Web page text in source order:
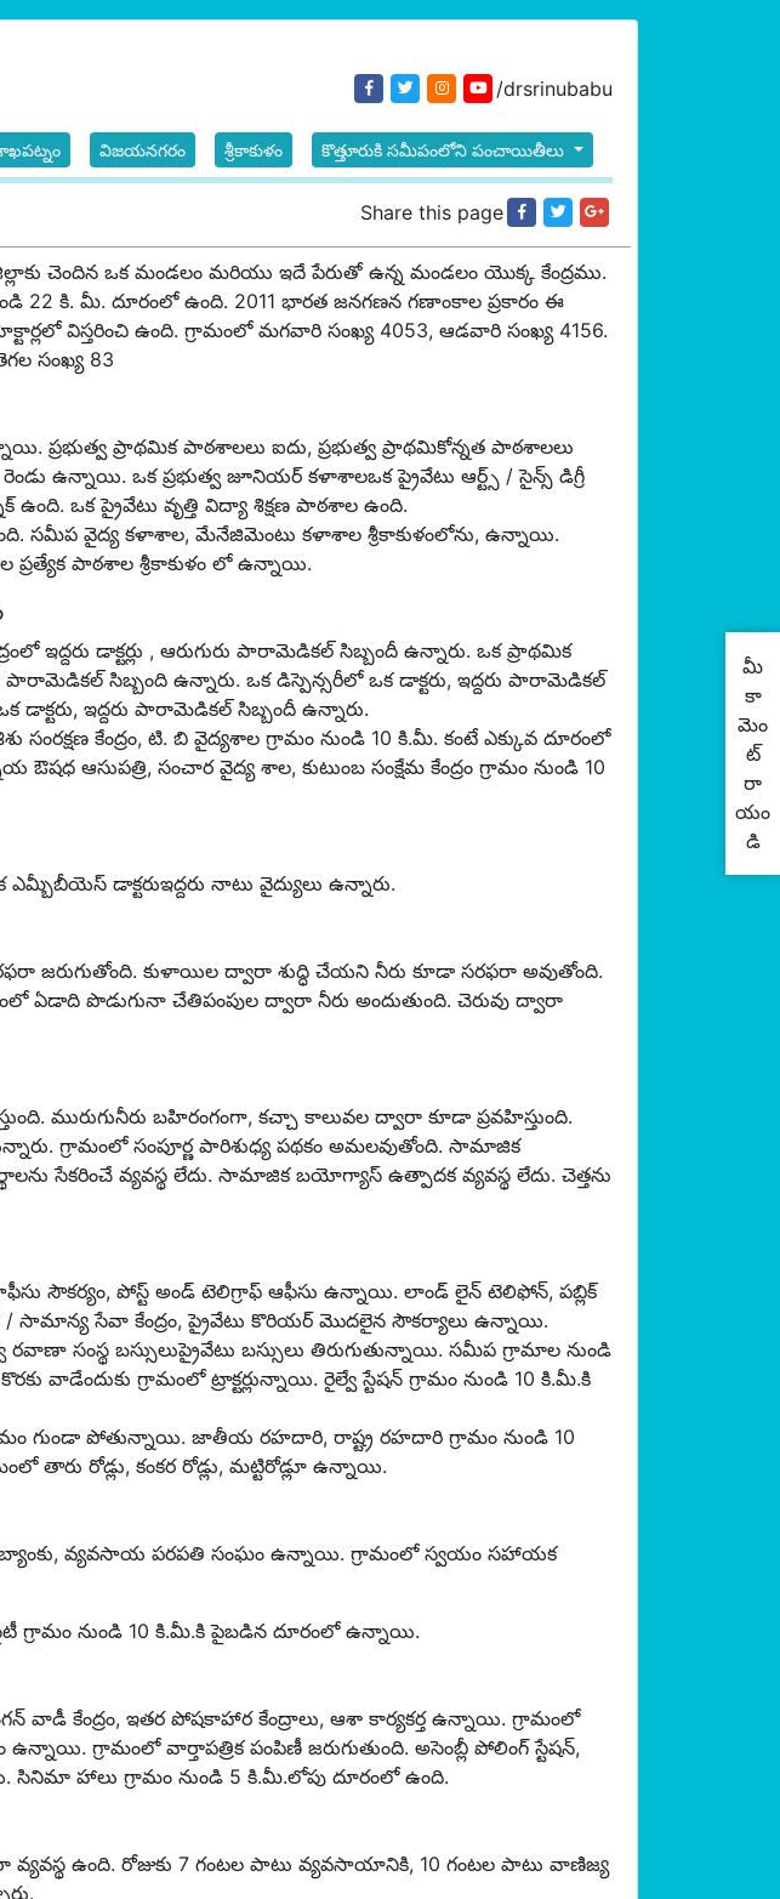
/drsrinubabu
విజయనగరం శ్రీకాకుళం కొత్తూరుకి సమీపంలోని పంచాయితీలు
Share this page
జిల్లాకు చెందిన ఒక మండలం మరియు ఇదే పేరుతో ఉన్న మండలం యొక్క కేంద్రము.
22 కి. మీ. దూరంలో ఉంది. 2011 భారత జనగణన గణాంకాల ప్రకారం ఈ
విస్తరించి ఉంది. గ్రామంలో మగవారి సంఖ్య 4053, ఆడవారి సంఖ్య 4156.
సంఖ్య 83
ప్రభుత్వ ప్రాథమిక పాఠశాలలు ఐదు, ప్రభుత్వ ప్రాథమికోన్నత పాఠశాలలు
ఉన్నాయి. ఒక ప్రభుత్వ జూనియర్ కళాశాలఒక ప్రైవేటు ఆర్ట్స్ / సైన్స్ డిగ్రీ
ఒక ప్రైవేటు వృత్తి విద్యా శిక్షణ పాఠశాల ఉంది.
సమీప వైద్య కళాశాల, మేనేజిమెంటు కళాశాల శ్రీకాకుళంలోను, ఉన్నాయి.
ప్రత్యేక పాఠశాల శ్రీకాకుళం లో ఉన్నాయి.
ఇద్దరు డాక్టర్లు , ఆరుగురు పారామెడికల్ సిబ్బందీ ఉన్నారు. ఒక ప్రాథమిక
పారామెడికల్ సిబ్బంది ఉన్నారు. ఒక డిస్పెన్సరీలో ఒక డాక్టరు, ఇద్దరు పారామెడికల్
డాక్టరు, ఇద్దరు పారామెడికల్ సిబ్బందీ ఉన్నారు.
కేంద్రం, టి. బి వైద్యశాల గ్రామం నుండి 10 కి.మీ. కంటే ఎక్కువ దూరంలో
ఆసుపత్రి, సంచార వైద్య శాల, కుటుంబ సంక్షేమ కేంద్రం గ్రామం నుండి 10
డాక్టరుఇద్దరు నాటు వైద్యులు ఉన్నారు.
జరుగుతోంది. కుళాయిల ద్వారా శుద్ధి చేయని నీరు కూడా సరఫరా అవుతోంది.
ఏడాది పొడుగునా చేతిపంపుల ద్వారా నీరు అందుతుంది. చెరువు ద్వారా
మురుగునీరు బహిరంగంగా, కచ్చా కాలువల ద్వారా కూడా ప్రవహిస్తుంది.
గ్రామంలో సంపూర్ణ పారిశుధ్య పథకం అమలవుతోంది. సామాజిక
సేకరించే వ్యవస్థ లేదు. సామాజిక బయోగ్యాస్ ఉత్పాదక వ్యవస్థ లేదు. చెత్తను
సౌకర్యం, పోస్ట్ అండ్ టెలిగ్రాఫ్ ఆఫీసు ఉన్నాయి. లాండ్ లైన్ టెలిఫోన్, పబ్లిక్
సామాన్య సేవా కేంద్రం, ప్రైవేటు కొరియర్ మొదలైన సౌకర్యాలు ఉన్నాయి.
సంస్థ బస్సులుప్రైవేటు బస్సులు తిరుగుతున్నాయి. సమీప గ్రామాల నుండి
వాడేందుకు గ్రామంలో ట్రాక్టర్లున్నాయి. రైల్వే స్టేషన్ గ్రామం నుండి 10 కి.మీ.కి
గుండా పోతున్నాయి. జాతీయ రహదారి, రాష్ట్ర రహదారి గ్రామం నుండి 10
రోడ్లు, కంకర రోడ్లు, మట్టిరోడ్లూ ఉన్నాయి.
వ్యవసాయ పరపతి సంఘం ఉన్నాయి. గ్రామంలో స్వయం సహాయక
నుండి 10 కి.మీ.కి పైబడిన దూరంలో ఉన్నాయి.
వాడీ కేంద్రం, ఇతర పోషకాహార కేంద్రాలు, ఆశా కార్యకర్త ఉన్నాయి. గ్రామంలో
గ్రామంలో వార్తాపత్రిక పంపిణీ జరుగుతుంది. అసెంబ్లీ పోలింగ్ స్టేషన్,
హాలు గ్రామం నుండి 5 కి.మీ.లోపు దూరంలో ఉంది.
ఉంది. రోజుకు 7 గంటల పాటు వ్యవసాయానికి, 10 గంటల పాటు వాణిజ్య
మీ
కా
మెం
ట్
రా
యం
డి